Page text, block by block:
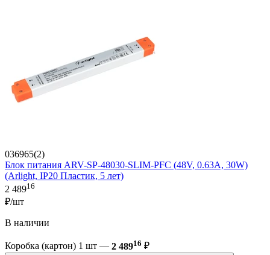
036965(2)
Блок питания ARV-SP-48030-SLIM-PFC (48V, 0.63A, 30W)
(Arlight, IP20 Пластик, 5 лет)
2 48916
₽/шт
В наличии
Коробка (картон) 1 шт — 2 48916 ₽